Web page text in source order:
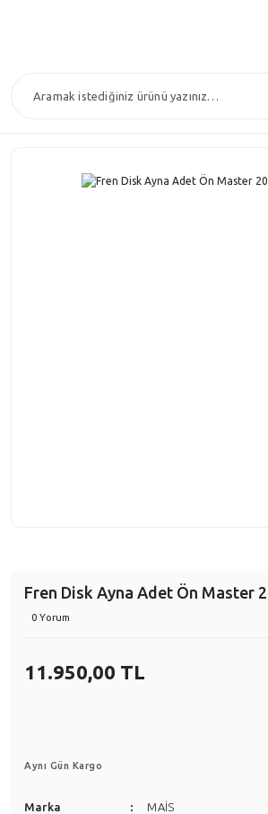
Fren Disk Ayna Adet Ön Master
0 Yorum
11.950,00 TL
Aynı Gün Kargo
Marka
MAİS